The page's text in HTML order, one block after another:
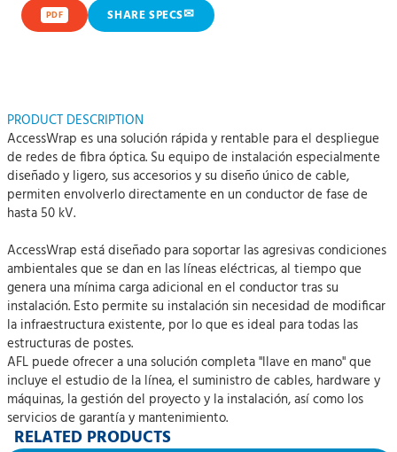
PDF SHARE SPECS✉
PRODUCT DESCRIPTION
AccessWrap es una solución rápida y rentable para el despliegue
de redes de fibra óptica. Su equipo de instalación especialmente
diseñado y ligero, sus accesorios y su diseño único de cable,
permiten envolverlo directamente en un conductor de fase de
hasta 50 kV.
AccessWrap está diseñado para soportar las agresivas condiciones
ambientales que se dan en las líneas eléctricas, al tiempo que
genera una mínima carga adicional en el conductor tras su
instalación. Esto permite su instalación sin necesidad de modificar
la infraestructura existente, por lo que es ideal para todas las
estructuras de postes.
AFL puede ofrecer a una solución completa "llave en mano" que
incluye el estudio de la línea, el suministro de cables, hardware y
máquinas, la gestión del proyecto y la instalación, así como los
servicios de garantía y mantenimiento.
RELATED PRODUCTS